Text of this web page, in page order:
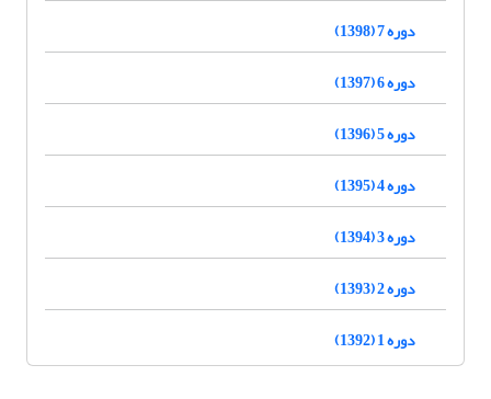
دوره 7 (1398)
دوره 6 (1397)
دوره 5 (1396)
دوره 4 (1395)
دوره 3 (1394)
دوره 2 (1393)
دوره 1 (1392)